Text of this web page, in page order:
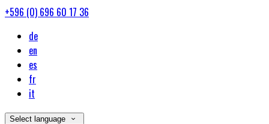
+596 (0) 696 60 17 36
de
en
es
fr
it
Select language